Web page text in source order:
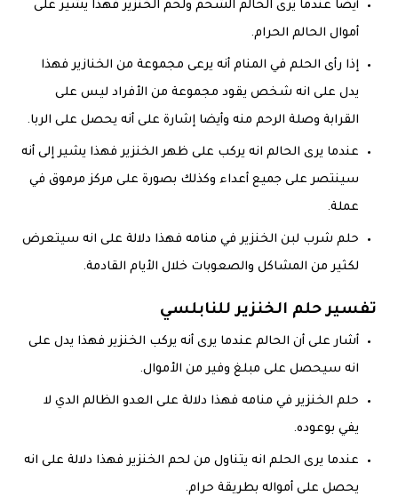
أيضا عندما يرى الحالم الشحم ولحم الخنزير فهذا يشير على
أموال الحالم الحرام.
‏إذا رأى الحلم في المنام أنه يرعى مجموعة من الخنازير فهذا
يدل على انه شخص يقود مجموعة من الأفراد ليس على
القرابة وصلة الرحم منه وأيضا إشارة على أنه يحصل على الربا.
‏عندما يرى الحالم انه يركب على ظهر الخنزير فهذا يشير إلى أنه
سينتصر على جميع أعداء وكذلك بصورة على مركز مرموق في
عملة.
حلم شرب لبن الخنزير في منامه فهذا دلالة على انه سيتعرض
لكثير من المشاكل والصعوبات خلال الأيام القادمة.
تفسير حلم الخنزير للنابلسي
‏أشار على أن الحالم عندما يرى أنه يركب الخنزير فهذا يدل على
انه سيحصل على مبلغ وفير من الأموال.
حلم الخنزير في منامه فهذا دلالة على العدو الظالم الدي لا
يفي بوعوده.
‏عندما يرى الحلم انه يتناول من لحم الخنزير فهذا دلالة على انه
يحصل على أمواله بطريقة حرام.